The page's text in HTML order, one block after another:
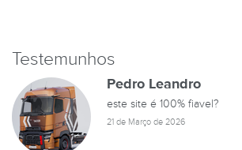
Testemunhos
Pedro Leandro
este site é 100% fiavel?
21 de Março de 2026